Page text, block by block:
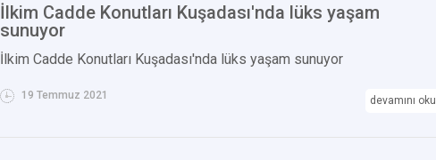
İlkim Cadde Konutları Kuşadası'nda lüks yaşam
sunuyor
İlkim Cadde Konutları Kuşadası'nda lüks yaşam sunuyor
19 Temmuz 2021 devamını oku